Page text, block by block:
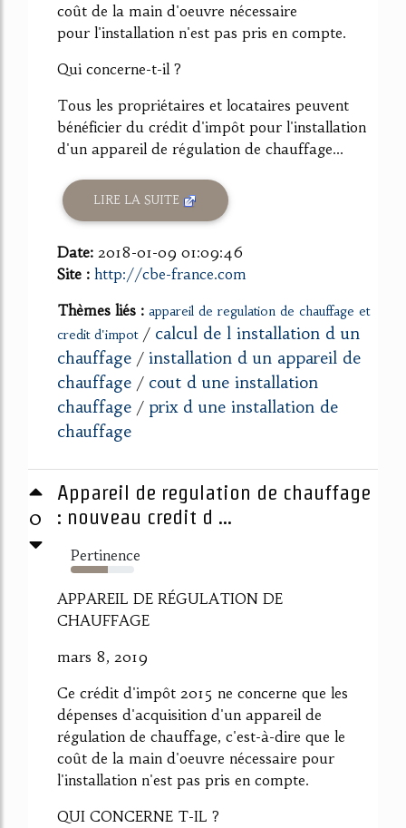
coût de la main d'oeuvre nécessaire
pour l'installation n'est pas pris en compte.
Qui concerne-t-il ?
Tous les propriétaires et locataires peuvent
bénéficier du crédit d'impôt pour l'installation
d'un appareil de régulation de chauffage...
LIRE LA SUITE
Date: 2018-01-09 01:09:46
Site : http://cbe-france.com
Thèmes liés : appareil de regulation de chauffage et
credit d'impot/ calcul de l installation d un
chauffage / installation d un appareil de
chauffage / cout d une installation
chauffage / prix d une installation de
chauffage
0
Appareil de regulation de chauffage
: nouveau credit d ...
Pertinence
58%
APPAREIL DE RÉGULATION DE
CHAUFFAGE
mars 8, 2019
Ce crédit d'impôt 2015 ne concerne que les
dépenses d'acquisition d'un appareil de
régulation de chauffage, c'est-à-dire que le
coût de la main d'oeuvre nécessaire pour
l'installation n'est pas pris en compte.
QUI CONCERNE T-IL ?